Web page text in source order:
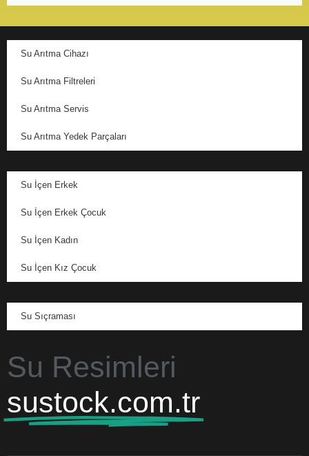
Su Arıtma Cihazı
Su Arıtma Filtreleri
Su Arıtma Servis
Su Arıtma Yedek Parçaları
Su İçen Erkek
Su İçen Erkek Çocuk
Su İçen Kadın
Su İçen Kız Çocuk
Su Sıçraması
Su Resimleri
sustock.com.tr